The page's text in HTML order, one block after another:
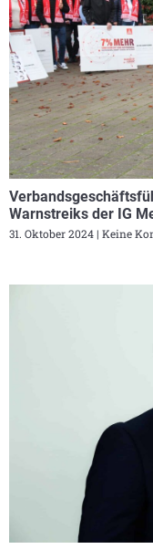
Warnstreiks der IG
31. Oktober 2024 Keine